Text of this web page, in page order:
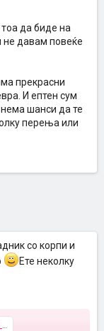
да биде на
не давам повеќе
прекрасни
И ептен сум
шанси да те
перења или
со корпи и
Ете неколку
tumblr_ls657waV3C1qf70iko1_500_thumb.jpg